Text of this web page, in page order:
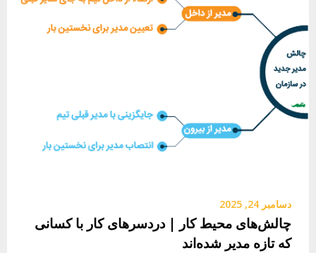
دسامبر 24, 2025
چالش‌های محیط کار | دردسرهای کار با کسانی
که تازه مدیر شده‌اند